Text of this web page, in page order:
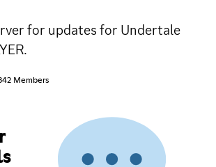
for updates for Undertale
Members